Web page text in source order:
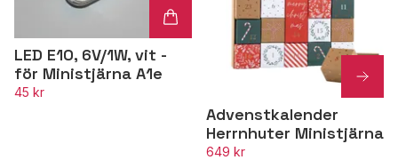
LED E10, 6V/1W, vit -
för Ministjärna A1e
45 kr
Advenstkalender
Herrnhuter Ministjärna
649 kr